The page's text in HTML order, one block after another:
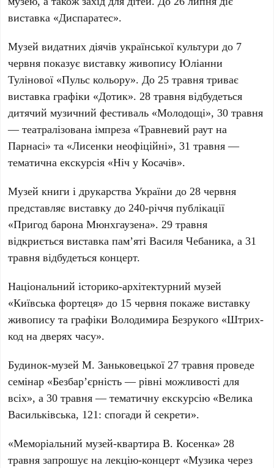
виставка «Диспаратес».
Музей видатних діячів української культури до 7
червня показує виставку живопису Юліанни
Тулінової «Пульс кольору». До 25 травня триває
виставка графіки «Дотик». 28 травня відбудеться
дитячий музичний фестиваль «Молодощі», 30 травня
— театралізована імпреза «Травневий раут на
Парнасі» та «Лисенки неофіційні», 31 травня —
тематична екскурсія «Ніч у Косачів».
Музей книги і друкарства України до 28 червня
представляє виставку до 240-річчя публікації
«Пригод барона Мюнхгаузена». 29 травня
відкриється виставка пам’яті Василя Чебаника, а 31
травня відбудеться концерт.
Національний історико-архітектурний музей
«Київська фортеця» до 15 червня покаже виставку
живопису та графіки Володимира Безрукого «Штрих-
код на дверях часу».
Будинок-музей М. Заньковецької 27 травня проведе
семінар «Безбар’єрність — рівні можливості для
всіх», а 30 травня — тематичну екскурсію «Велика
Васильківська, 121: спогади й секрети».
«Меморіальний музей-квартира В. Косенка» 28
травня запрошує на лекцію-концерт «Музика через